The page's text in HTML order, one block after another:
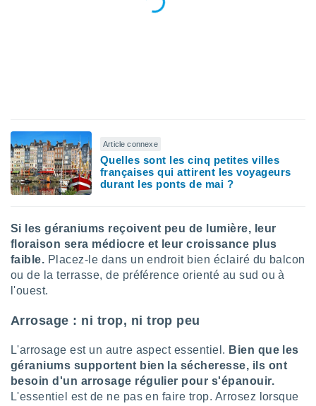
des
pour
votre
Article connexe
Quelles sont les cinq petites villes
françaises qui attirent les voyageurs
durant les ponts de mai ?
Si les géraniums reçoivent peu de lumière, leur
floraison sera médiocre et leur croissance plus
faible. Placez-le dans un endroit bien éclairé du balcon
ou de la terrasse, de préférence orienté au sud ou à
l'ouest.
Arrosage : ni trop, ni trop peu
L'arrosage est un autre aspect essentiel. Bien que les
géraniums supportent bien la sécheresse, ils ont
besoin d'un arrosage régulier pour s'épanouir.
L'essentiel est de ne pas en faire trop. Arrosez lorsque